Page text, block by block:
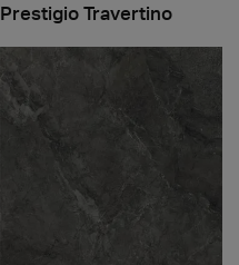
Prestigio Travertino